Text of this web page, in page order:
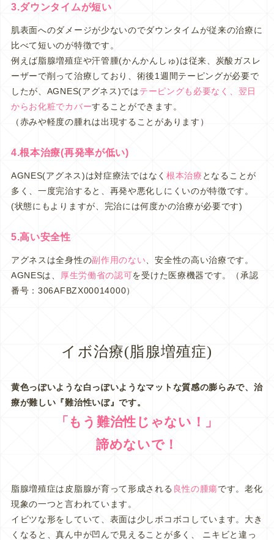
3.ダウンタイムが短い
肌表面へのダメージが少ないのでダウンタイムが従来の治療に
比べて短いのが特徴です。
例えば脂腺増殖症や汗管腫(かんかんしゅ)は従来、炭酸ガスレ
ーザーで削って治療しており、術後1週間テーピングが必要で
したが、AGNES(アグネス)ではテーピングも必要なく、翌日
からお化粧でカバーすることができます。
（赤みや軽度の腫れは出現することがあります）
4.根本治療(再発率が低い)
AGNES(アグネス)は対症療法ではなく 根本治療 となることが
多く、一度完治すると、再発や悪化しにくいのが特徴です。
(状態にもよりますが、完治には何度かの治療が必要です)
5.高い安全性
アグネスは全身性の副作用のない、安全性の高い治療です。
AGNESは、 厚生労働省の認可を受けた医療機器です。（承認
番号：306AFBZX00014000）
イボ治療(脂腺増殖症)
黄色っぽいような白っぽいようなマットな質感の膨らみで、治
療が難しい『難治性いぼ』です。
「もう難治性じゃない！」
諦めないで！
脂腺増殖症は皮脂腺が育って形成される 良性の腫瘍です。老化
現象の一つと言われています。
イビツな形をしていて、表面は少しボコボコしています。大き
くなると、真ん中が凹んで見えることが多く、 ニキビと違っ